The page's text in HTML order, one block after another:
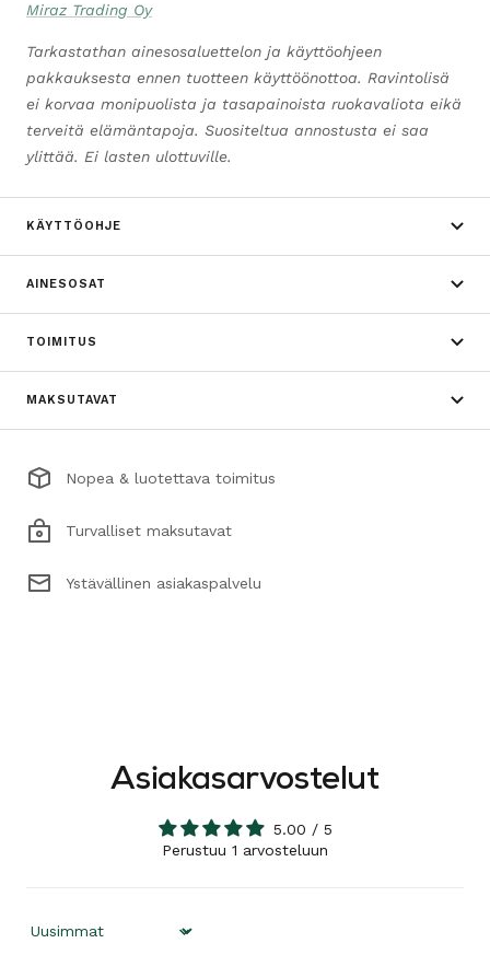
Miraz Trading Oy
Tarkastathan ainesosaluettelon ja käyttöohjeen
pakkauksesta ennen tuotteen käyttöönottoa. Ravintolisä
ei korvaa monipuolista ja tasapainoista ruokavaliota eikä
terveitä elämäntapoja. Suositeltua annostusta ei saa
ylittää. Ei lasten ulottuville.
KÄYTTÖOHJE
AINESOSAT
TOIMITUS
MAKSUTAVAT
Nopea & luotettava toimitus
Turvalliset maksutavat
Ystävällinen asiakaspalvelu
Asiakasarvostelut
5.00 / 5
Perustuu 1 arvosteluun
Sort by